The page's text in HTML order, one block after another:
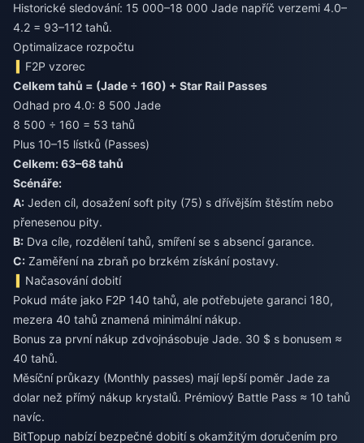
Historické sledování: 15 000–18 000 Jade napříč verzemi 4.0–
4.2 = 93–112 tahů.
Optimalizace rozpočtu
F2P vzorec
Celkem tahů = (Jade ÷ 160) + Star Rail Passes
Odhad pro 4.0: 8 500 Jade
8 500 ÷ 160 = 53 tahů
Plus 10–15 lístků (Passes)
Celkem: 63–68 tahů
Scénáře:
A: Jeden cíl, dosažení soft pity (75) s dřívějším štěstím nebo
přenesenou pity.
B: Dva cíle, rozdělení tahů, smíření se s absencí garance.
C: Zaměření na zbraň po brzkém získání postavy.
Načasování dobití
Pokud máte jako F2P 140 tahů, ale potřebujete garanci 180,
mezera 40 tahů znamená minimální nákup.
Bonus za první nákup zdvojnásobuje Jade. 30 $ s bonusem ≈
40 tahů.
Měsíční průkazy (Monthly passes) mají lepší poměr Jade za
dolar než přímý nákup krystalů. Prémiový Battle Pass ≈ 10 tahů
navíc.
BitTopup nabízí bezpečné dobití s okamžitým doručením pro